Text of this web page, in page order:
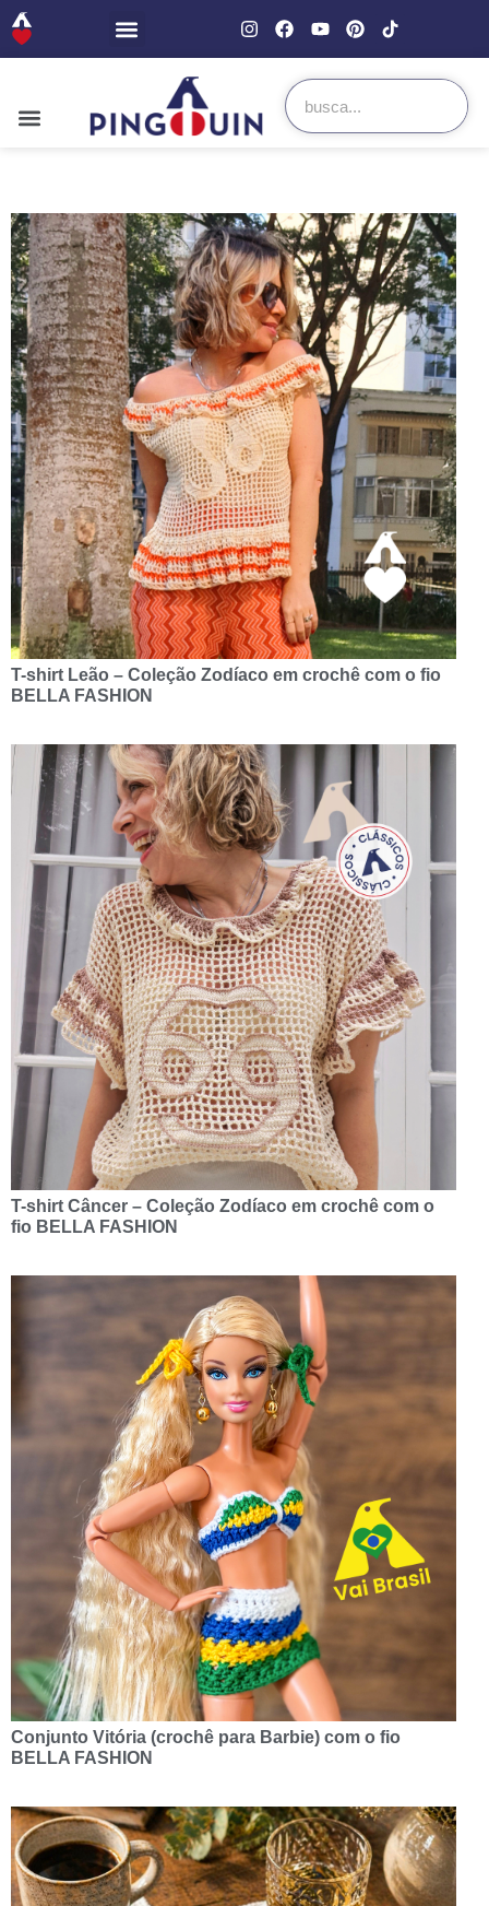
T-shirt Leão – Coleção Zodíaco em crochê com o fio
BELLA FASHION
T-shirt Câncer – Coleção Zodíaco em crochê com o
fio BELLA FASHION
Conjunto Vitória (crochê para Barbie) com o fio
BELLA FASHION